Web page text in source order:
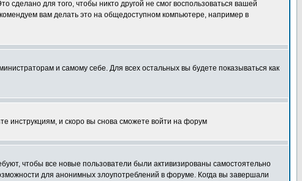
для того, чтобы никто другой не смог воспользоваться вашей
вам делать это на общедоступном компьютере, например в
и самому себе. Для всех остальных вы будете показываться как
инструкциям, и скоро вы снова сможете войти на форум
чтобы все новые пользователи были активизированы самостоятельно
для анонимных злоупотреблений в форуме. Когда вы завершали